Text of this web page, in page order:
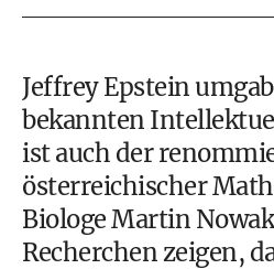
Jeffrey Epstein
bekannten
ist auch der
österreichischer
Biologe Martin
Recherchen zeigen,